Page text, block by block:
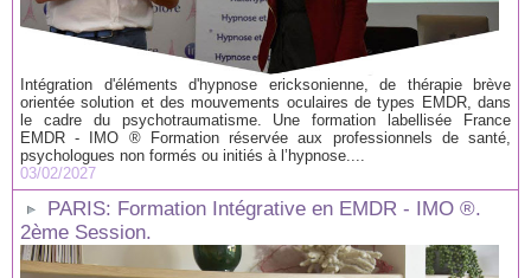
Intégration d'éléments d'hypnose ericksonienne, de thérapie brève
orientée solution et des mouvements oculaires de types EMDR, dans
le cadre du psychotraumatisme. Une formation labellisée France
EMDR - IMO ® Formation réservée aux professionnels de santé,
psychologues non formés ou initiés à l’hypnose....
03/02/2027
PARIS: Formation Intégrative en EMDR - IMO ®.
2ème Session.